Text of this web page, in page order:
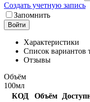
Создать учетную запись
Запомнить
Войти
Характеристики
Список вариантов
Отзывы
Объём
100мл
КОД
Объём